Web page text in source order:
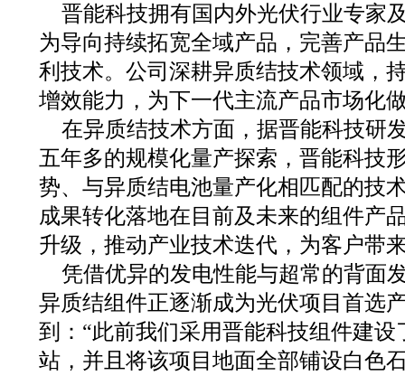
晋能科技拥有国内外光伏行业专家
为导向持续拓宽全域产品，完善产品
利技术。公司深耕异质结技术领域，
增效能力，为下一代主流产品市场化
在异质结技术方面，据晋能科技研
五年多的规模化量产探索，晋能科技
势、与异质结电池量产化相匹配的技
成果转化落地在目前及未来的组件产
升级，推动产业技术迭代，为客户带
凭借优异的发电性能与超常的背面
异质结组件正逐渐成为光伏项目首选
到：“此前我们采用晋能科技组件建
站，并且将该项目地面全部铺设白色